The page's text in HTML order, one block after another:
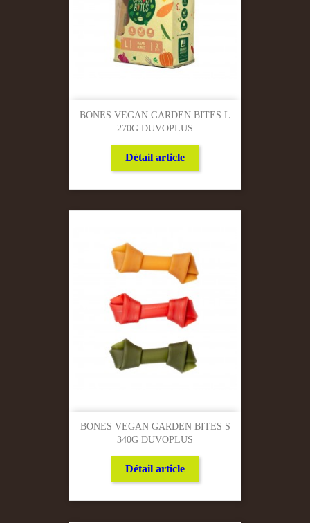
BONES VEGAN GARDEN BITES L
270G DUVOPLUS
Détail article
BONES VEGAN GARDEN BITES S
340G DUVOPLUS
Détail article